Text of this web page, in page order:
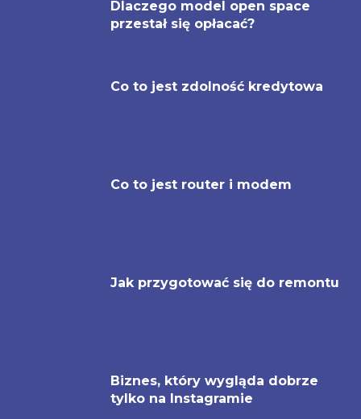
Dlaczego model open space
przestał się opłacać?
Co to jest zdolność kredytowa
Co to jest router i modem
Jak przygotować się do remontu
Biznes, który wygląda dobrze
tylko na Instagramie